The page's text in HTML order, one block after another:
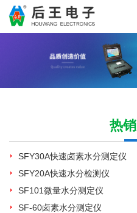
热销
SFY30A快速卤素水分测定仪
SFY20A快速水分检测仪
SF101微量水分测定仪
SF-60卤素水分测定仪